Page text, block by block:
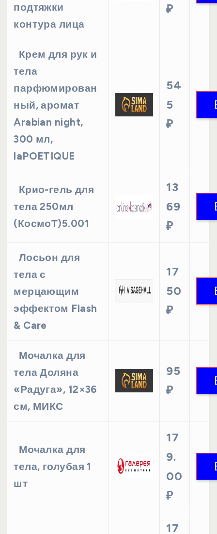
подтяжки
контура лица
₽
Крем для рук и
тела
парфюмирован
ный, аромат
Arabian night,
300 мл,
laPOETIQUE
54
5
₽
Крио-гель для
тела 250мл
(КосмоТ)5.001
13
69
₽
Лосьон для
тела с
мерцающим
эффектом Flash
& Care
17
50
₽
Мочалка для
тела Доляна
«Радуга», 12×36
см, МИКС
95
₽
Мочалка для
тела, голубая 1
шт
17
9.
00
₽
17